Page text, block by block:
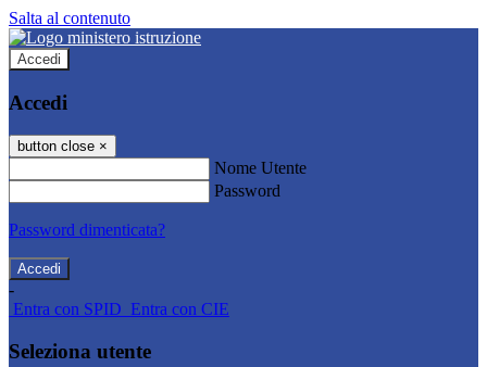
Salta al contenuto
Accedi
Accedi
button close ×
Nome Utente
Password
Password dimenticata?
-
Entra con SPID Entra con CIE
Seleziona utente